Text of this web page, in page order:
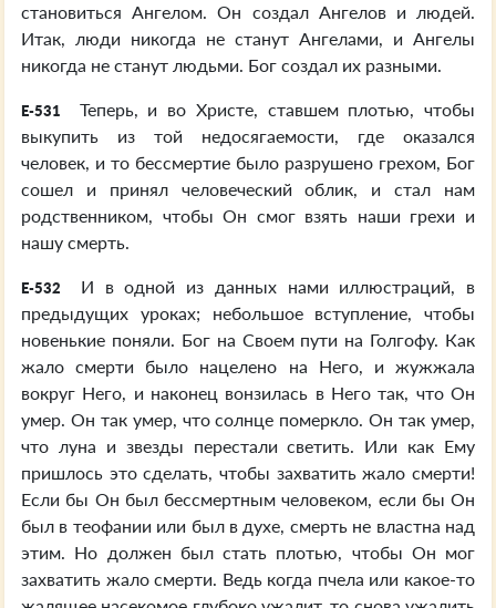
становиться Ангелом. Он создал Ангелов и людей.
Итак, люди никогда не станут Ангелами, и Ангелы
никогда не станут людьми. Бог создал их разными.
E-531
Теперь, и во Христе, ставшем плотью, чтобы
выкупить из той недосягаемости, где оказался
человек, и то бессмертие было разрушено грехом, Бог
сошел и принял человеческий облик, и стал нам
родственником, чтобы Он смог взять наши грехи и
нашу смерть.
E-532
И в одной из данных нами иллюстраций, в
предыдущих уроках; небольшое вступление, чтобы
новенькие поняли. Бог на Своем пути на Голгофу. Как
жало смерти было нацелено на Него, и жужжала
вокруг Него, и наконец вонзилась в Него так, что Он
умер. Он так умер, что солнце померкло. Он так умер,
что луна и звезды перестали светить. Или как Ему
пришлось это сделать, чтобы захватить жало смерти!
Если бы Он был бессмертным человеком, если бы Он
был в теофании или был в духе, смерть не властна над
этим. Но должен был стать плотью, чтобы Он мог
захватить жало смерти. Ведь когда пчела или какое-то